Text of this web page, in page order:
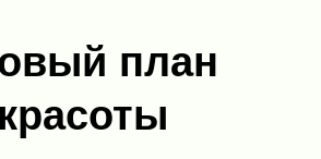
план